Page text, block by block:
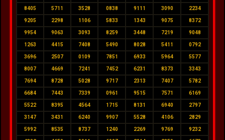
8405 5711 3528 0838 9111 3090 2234
9205 2298 1106 5833 1343 9075 8372
9954 9063 3093 8259 3448 7219 9048
1263 4415 7408 5490 8028 5411 0792
3696 2507 0109 7851 6933 5964 5577
8007 4669 7241 7452 6231 8373 3343
7694 8728 5028 9717 2313 7407 5782
6684 7443 7339 0961 9515 7571 6169
5522 8395 4564 1715 8131 6940 2797
3147 3431 6240 9907 5528 4106 2829
5992 8535 8737 1240 2269 9769 9232